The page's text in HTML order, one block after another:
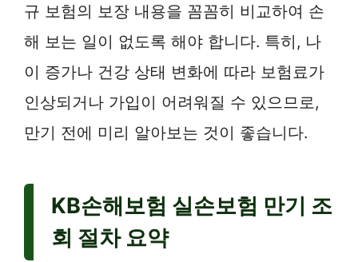
규 보험의 보장 내용을 꼼꼼히 비교하여 손
해 보는 일이 없도록 해야 합니다. 특히, 나
이 증가나 건강 상태 변화에 따라 보험료가
인상되거나 가입이 어려워질 수 있으므로,
만기 전에 미리 알아보는 것이 좋습니다.
KB손해보험 실손보험 만기 조
회 절차 요약